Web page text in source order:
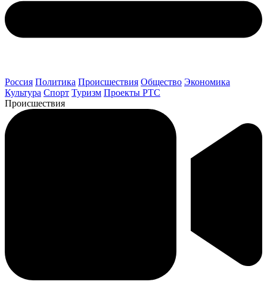
Россия Политика Происшествия Общество Экономика
Культура Спорт Туризм Проекты РТС
Происшествия